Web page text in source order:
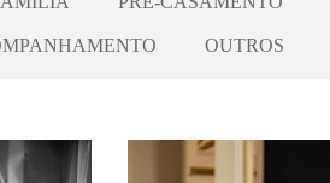
OUTROS